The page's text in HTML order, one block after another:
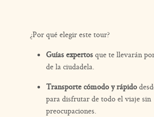
¿Por qué elegir este tour?
Guías expertosque te llevarán
de la ciudadela.
Transporte cómodo y rápido
para disfrutar de todo el viaje sin
preocupaciones.